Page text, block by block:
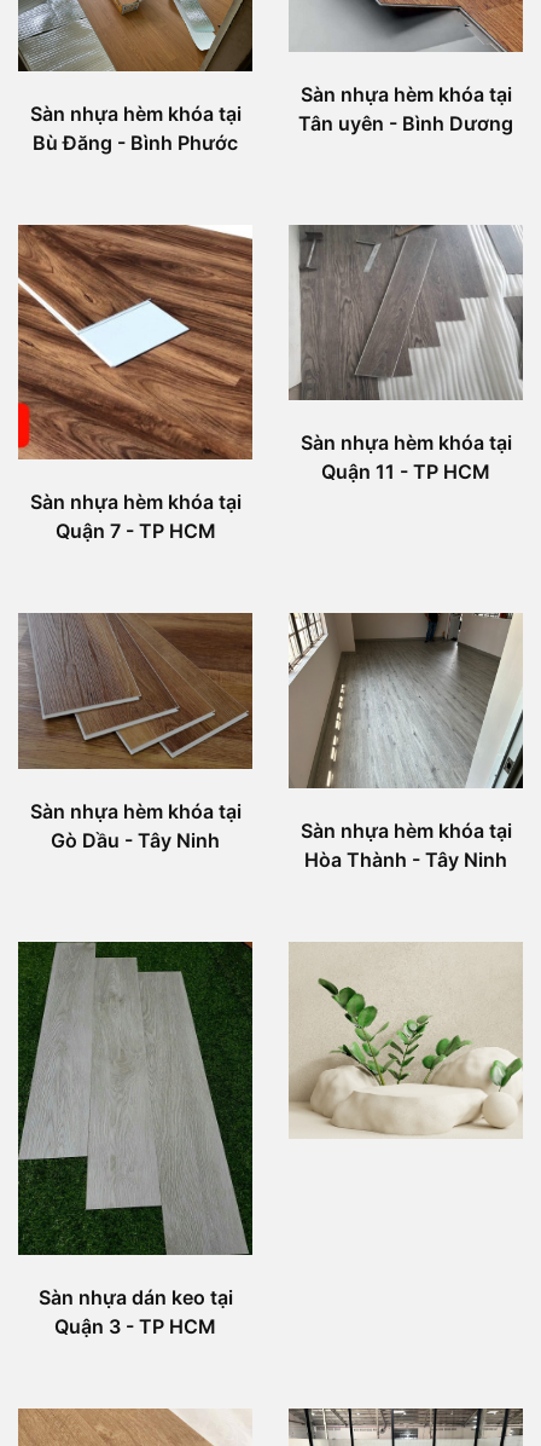
Sàn nhựa hèm khóa tại
Bù Đăng - Bình Phước
Sàn nhựa hèm khóa tại
Tân uyên - Bình Dương
Sàn nhựa hèm khóa tại
Quận 7 - TP HCM
Sàn nhựa hèm khóa tại
Quận 11 - TP HCM
Sàn nhựa hèm khóa tại
Gò Dầu - Tây Ninh
Sàn nhựa hèm khóa tại
Hòa Thành - Tây Ninh
Sàn nhựa dán keo tại
Quận 3 - TP HCM